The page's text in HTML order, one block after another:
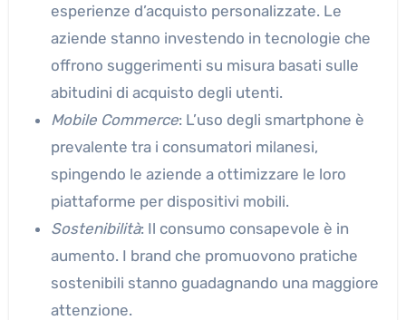
esperienze d’acquisto personalizzate. Le
aziende stanno investendo in tecnologie che
offrono suggerimenti su misura basati sulle
abitudini di acquisto degli utenti.
Mobile Commerce: L’uso degli smartphone è
prevalente tra i consumatori milanesi,
spingendo le aziende a ottimizzare le loro
piattaforme per dispositivi mobili.
Sostenibilità: Il consumo consapevole è in
aumento. I brand che promuovono pratiche
sostenibili stanno guadagnando una maggiore
attenzione.